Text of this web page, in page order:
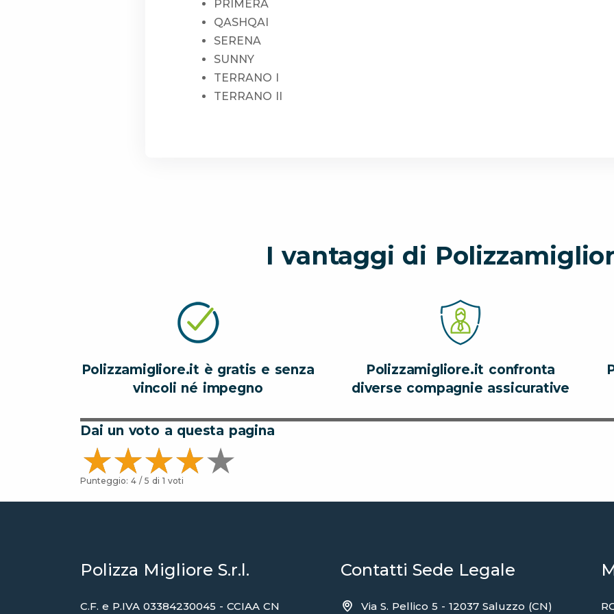
PRIMERA
QASHQAI
SERENA
SUNNY
TERRANO I
TERRANO II
I vantaggi di
Polizzamigliore.it è gratis e senza
vincoli né impegno
Polizzamigliore.it confronta
diverse compagnie assicurative
Dai un voto a questa pagina
Punteggio: 4 / 5 di 1 voti
Polizza Migliore S.r.l.
C.F. e P.IVA 03384230045 - CCIAA CN
Contatti Sede Legale
Via S. Pellico 5 - 12037 Saluzzo (CN)